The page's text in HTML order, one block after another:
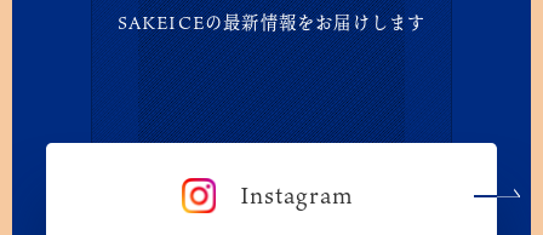
SAKEICEの最新情報をお届けします
Instagram